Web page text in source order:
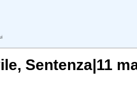
, Sentenza|11